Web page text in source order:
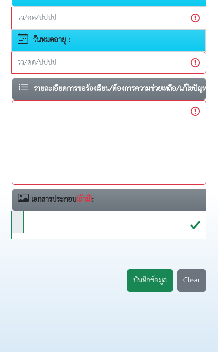
วันหมดอายุ :
รายละเอียดการขอร้องเรียน/ต้องการความช่วยเหลือ/แก้ไขปัญหา:
เอกสารประกอบ(ถ้ามี):
บันทึกข้อมูล Clear